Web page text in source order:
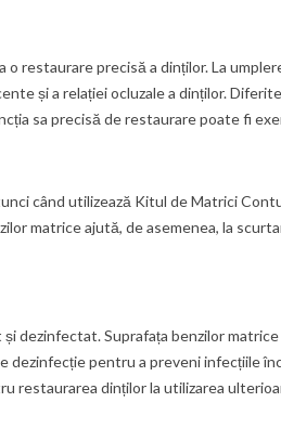
restaurare precisă a dinților. La
și a relației ocluzale a dinților.
sa precisă de restaurare poate fi
când utilizează Kitul de Matrici
matrice ajută, de asemenea, la
dezinfectat. Suprafața benzilor
pentru a preveni infecțiile
dinților la utilizarea